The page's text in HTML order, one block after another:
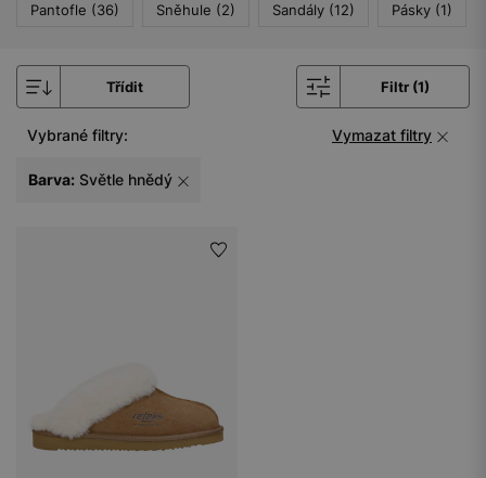
Pantofle (36) Sněhule (2) Sandály (12) Pásky (1)
Třídit Filtr (1)
Vybrané filtry: Vymazat filtry
Barva: Světle hnědý